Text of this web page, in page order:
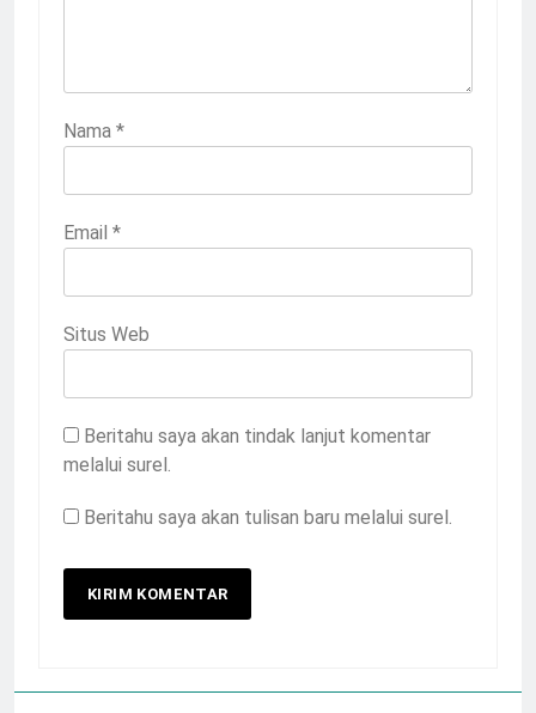
Nama *
Email *
Situs Web
Beritahu saya akan tindak lanjut komentar
melalui surel.
Beritahu saya akan tulisan baru melalui surel.